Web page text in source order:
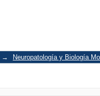
→ Neuropatología y Biología